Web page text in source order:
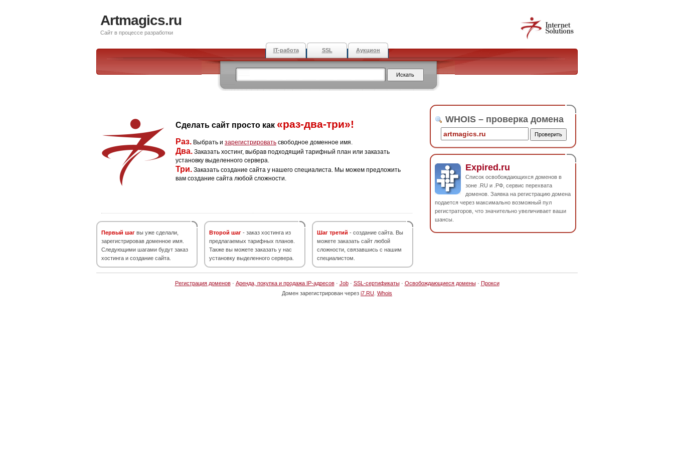
Artmagics.ru
Сайт в процессе разработки
IT-работа SSL Аукцион
Сделать сайт просто как «раз-два-три»!
Раз. Выбрать и зарегистрировать свободное доменное имя.
Два. Заказать хостинг, выбрав подходящий тарифный план или заказать
установку выделенного сервера.
Три. Заказать создание сайта у нашего специалиста. Мы можем предложить
вам создание сайта любой сложности.
Первый шаг вы уже сделали,
зарегистрировав доменное имя.
Следующими шагами будут заказ
хостинга и создание сайта.
Второй шаг - заказ хостинга из
предлагаемых тарифных планов.
Также вы можете заказать у нас
установку выделенного сервера.
Шаг третий - создание сайта. Вы
можете заказать сайт любой
сложности, связавшись с нашим
специалистом.
WHOIS – проверка домена
Expired.ru
Список освобождающихся доменов в
зоне .RU и .РФ, сервис перехвата
доменов. Заявка на регистрацию домена
подается через максимально возможный пул
регистраторов, что значительно увеличивает ваши
шансы.
Регистрация доменов· Аренда, покупка и продажа IP-адресов· Job· SSL-сертификаты· Освобождающиеся домены· Прокси
Домен зарегистрирован через i7.RU Whois